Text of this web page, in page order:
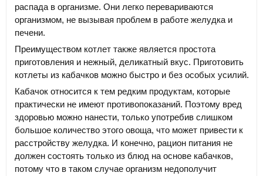
распада в организме. Они легко перевариваются
организмом, не вызывая проблем в работе желудка и
печени.
Преимуществом котлет также является простота
приготовления и нежный, деликатный вкус. Приготовить
котлеты из кабачков можно быстро и без особых усилий.
Кабачок относится к тем редким продуктам, которые
практически не имеют противопоказаний. Поэтому вред
здоровью можно нанести, только употребив слишком
большое количество этого овоща, что может привести к
расстройству желудка. И конечно, рацион питания не
должен состоять только из блюд на основе кабачков,
потому что в таком случае организм недополучит